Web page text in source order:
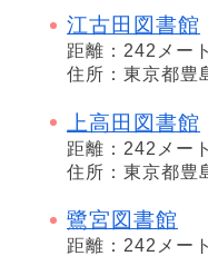
江古田図書館
距離：242メー
住所：東京都豊
上高田図書館
距離：242メー
住所：東京都豊
鷺宮図書館
距離：242メー